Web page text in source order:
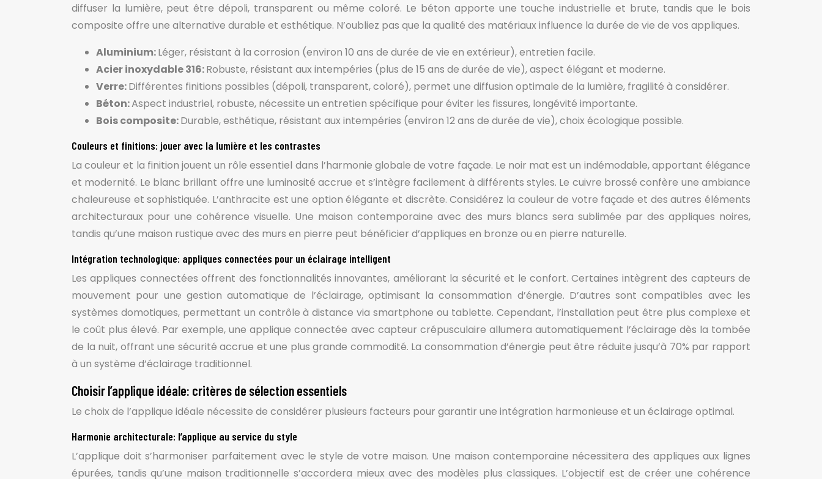
diffuser la lumière, peut être dépoli, transparent ou même coloré. Le béton apporte une touche industrielle et brute, tandis que le bois
composite offre une alternative durable et esthétique. N’oubliez pas que la qualité des matériaux influence la durée de vie de vos appliques.
Aluminium:Léger, résistant à la corrosion (environ 10 ans de durée de vie en extérieur), entretien facile.
Acier inoxydable 316:Robuste, résistant aux intempéries (plus de 15 ans de durée de vie), aspect élégant et moderne.
Verre:Différentes finitions possibles (dépoli, transparent, coloré), permet une diffusion optimale de la lumière, fragilité à considérer.
Béton:Aspect industriel, robuste, nécessite un entretien spécifique pour éviter les fissures, longévité importante.
Bois composite:Durable, esthétique, résistant aux intempéries (environ 12 ans de durée de vie), choix écologique possible.
Couleurs et finitions: jouer avec la lumière et les contrastes
La couleur et la finition jouent un rôle essentiel dans l’harmonie globale de votre façade. Le noir mat est un indémodable, apportant élégance
et modernité. Le blanc brillant offre une luminosité accrue et s’intègre facilement à différents styles. Le cuivre brossé confère une ambiance
chaleureuse et sophistiquée. L’anthracite est une option élégante et discrète. Considérez la couleur de votre façade et des autres éléments
architecturaux pour une cohérence visuelle. Une maison contemporaine avec des murs blancs sera sublimée par des appliques noires,
tandis qu’une maison rustique avec des murs en pierre peut bénéficier d’appliques en bronze ou en pierre naturelle.
Intégration technologique: appliques connectées pour un éclairage intelligent
Les appliques connectées offrent des fonctionnalités innovantes, améliorant la sécurité et le confort. Certaines intègrent des capteurs de
mouvement pour une gestion automatique de l’éclairage, optimisant la consommation d’énergie. D’autres sont compatibles avec les
systèmes domotiques, permettant un contrôle à distance via smartphone ou tablette. Cependant, l’installation peut être plus complexe et
le coût plus élevé. Par exemple, une applique connectée avec capteur crépusculaire allumera automatiquement l’éclairage dès la tombée
de la nuit, offrant une sécurité accrue et une plus grande commodité. La consommation d’énergie peut être réduite jusqu’à 70% par rapport
à un système d’éclairage traditionnel.
Choisir l’applique idéale: critères de sélection essentiels
Le choix de l’applique idéale nécessite de considérer plusieurs facteurs pour garantir une intégration harmonieuse et un éclairage optimal.
Harmonie architecturale: l’applique au service du style
L’applique doit s’harmoniser parfaitement avec le style de votre maison. Une maison contemporaine nécessitera des appliques aux lignes
épurées, tandis qu’une maison traditionnelle s’accordera mieux avec des modèles plus classiques. L’objectif est de créer une cohérence